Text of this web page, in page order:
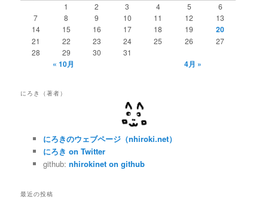
1 2 3 4 5
6
7
8 9 10 11 12
13
14
15 16 17 18 19 20
21 22 23 24 25 26
27
28
29 30 31
« 10月 4月 »
にろき（著者）
にろきのウェブページ（nhiroki.net）
にろき on Twitter
github: nhirokinet on github
最近の投稿